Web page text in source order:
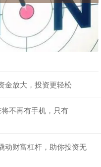
金放大，投资更轻松
不再有手机，只有
动财富杠杆，助你投资无